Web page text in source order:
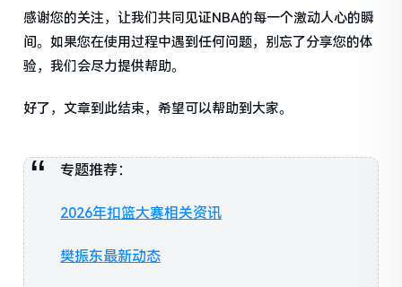
感谢您的关注，让我们共同见证NBA的每一个激动人心的瞬
间。如果您在使用过程中遇到任何问题，别忘了分享您的体
验，我们会尽力提供帮助。
好了，文章到此结束，希望可以帮助到大家。
专题推荐：
2026年扣篮大赛相关资讯
樊振东最新动态